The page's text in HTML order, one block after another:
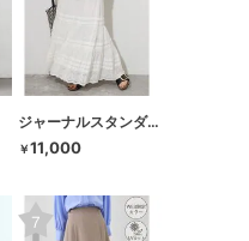
ジャーナルスタンダード レリューム
￥11,000